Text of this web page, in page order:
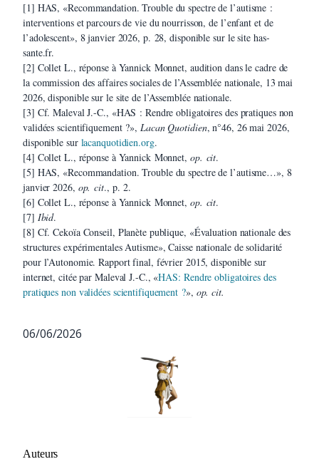
[1] HAS, «Recommandation. Trouble du spectre de l’autisme :
interventions et parcours de vie du nourrisson, de l’enfant et de
l’adolescent», 8 janvier 2026, p. 28, disponible sur le site has-
sante.fr.
[2] Collet L., réponse à Yannick Monnet, audition dans le cadre de
la commission des affaires sociales de l’Assemblée nationale, 13 mai
2026, disponible sur le site de l’Assemblée nationale.
[3] Cf. Maleval J.-C., «HAS : Rendre obligatoires des pratiques non
validées scientifiquement ?», Lacan Quotidien, n°46, 26 mai 2026,
disponible sur lacanquotidien.org.
[4] Collet L., réponse à Yannick Monnet, op. cit.
[5] HAS, «Recommandation. Trouble du spectre de l’autisme…», 8
janvier 2026, op. cit., p. 2.
[6] Collet L., réponse à Yannick Monnet, op. cit.
[7] Ibid.
[8] Cf. Cekoïa Conseil, Planète publique, «Évaluation nationale des
structures expérimentales Autisme», Caisse nationale de solidarité
pour l’Autonomie. Rapport final, février 2015, disponible sur
internet, citée par Maleval J.-C., «HAS: Rendre obligatoires des
pratiques non validées scientifiquement ?», op. cit.
06/06/2026
Auteurs